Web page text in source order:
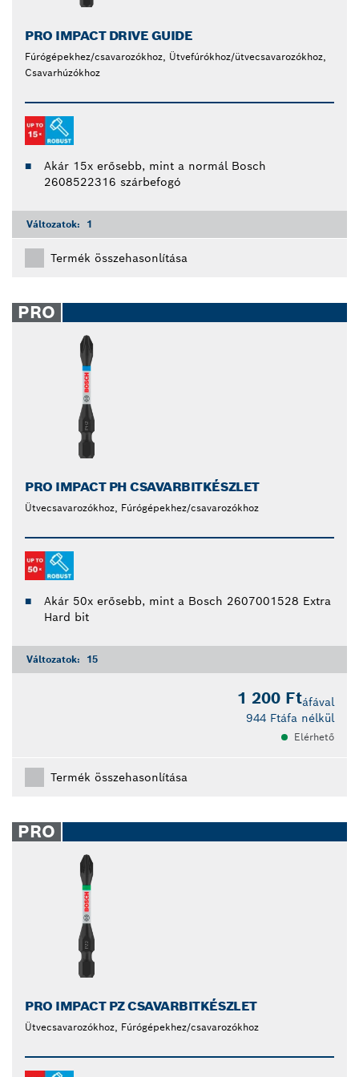
PRO IMPACT DRIVE GUIDE
Fúrógépekhez/csavarozókhoz, Ütvefúrókhoz/ütvecsavarozókhoz,
Csavarhúzókhoz
Akár 15x erősebb, mint a normál Bosch
2608522316 szárbefogó
Változatok: 1
Termék összehasonlítása
PRO
PRO IMPACT PH CSAVARBITKÉSZLET
Ütvecsavarozókhoz, Fúrógépekhez/csavarozókhoz
Akár 50x erősebb, mint a Bosch 2607001528 Extra
Hard bit
Változatok: 15
1 200 Ftáfával
944 Ftáfa nélkül
Elérhető
Termék összehasonlítása
PRO
PRO IMPACT PZ CSAVARBITKÉSZLET
Ütvecsavarozókhoz, Fúrógépekhez/csavarozókhoz